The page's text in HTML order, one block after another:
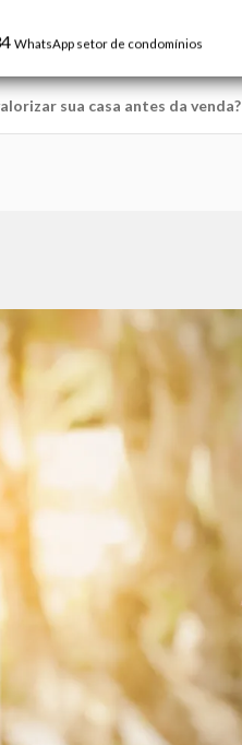
WhatsApp setor de condomínios
sua casa antes da venda?